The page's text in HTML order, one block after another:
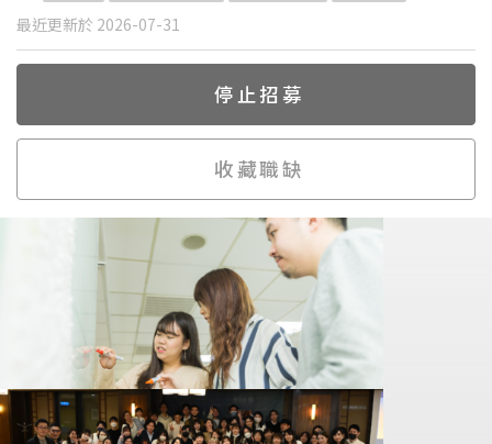
最近更新於 2026-07-31
停止招募
收藏職缺